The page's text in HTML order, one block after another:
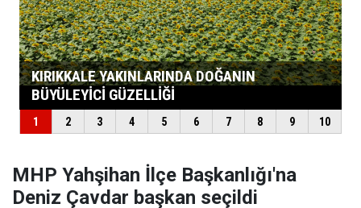
MHP Yahşihan İlçe Başkanlığı'na
Deniz Çavdar başkan seçildi